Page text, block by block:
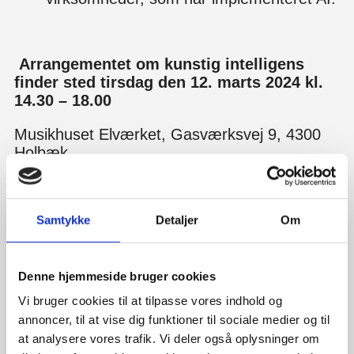
Samtykke Detaljer Om
Denne hjemmeside bruger cookies
Vi bruger cookies til at tilpasse vores indhold og
annoncer, til at vise dig funktioner til sociale medier og til
at analysere vores trafik. Vi deler også oplysninger om
Arrangementet om kunstig intelligens
finder sted tirsdag den 12. marts 2024 kl.
14.30 – 18.00
Musikhuset Elværket, Gasværksvej 9, 4300
Holbæk
Arrangementet om kunstig intelligens er for
dig, der ervirksomhedsejer, leder eller
lignendei en privat virksomhed, offentlig
institution eller forening.
Program
14.30 – 15.00